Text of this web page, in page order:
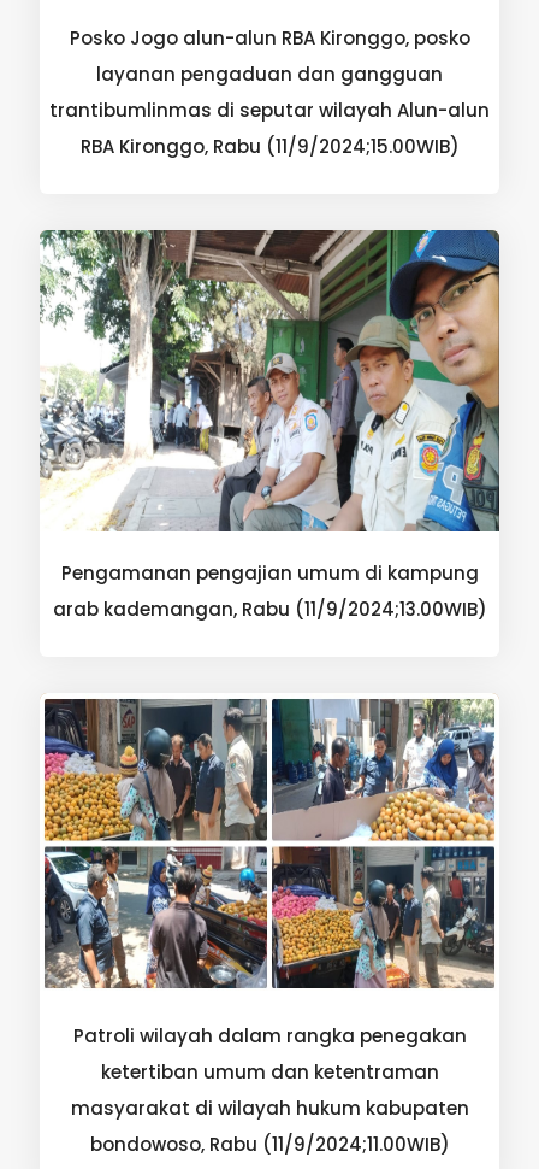
Posko Jogo alun-alun RBA Kironggo, posko
layanan pengaduan dan gangguan
trantibumlinmas di seputar wilayah Alun-alun
RBA Kironggo, Rabu (11/9/2024;15.00WIB)
Pengamanan pengajian umum di kampung
arab kademangan, Rabu (11/9/2024;13.00WIB)
Patroli wilayah dalam rangka penegakan
ketertiban umum dan ketentraman
masyarakat di wilayah hukum kabupaten
bondowoso, Rabu (11/9/2024;11.00WIB)